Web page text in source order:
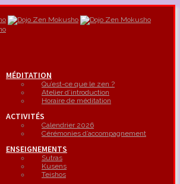
MÉDITATION
Qu’est-ce que le zen ?
Atelier d’introduction
Horaire de méditation
ACTIVITÉS
Calendrier 2026
Cérémonies d’accompagnement
ENSEIGNEMENTS
Sutras
Kusens
Teishos